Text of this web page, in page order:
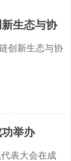
生态与协
创新生态与协
举办
表大会在成